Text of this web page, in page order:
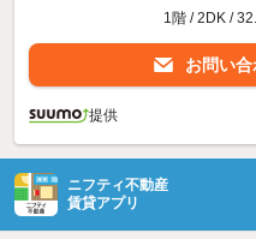
1階 / 2DK /
お問い
提供
ニフティ不動産
賃貸アプリ